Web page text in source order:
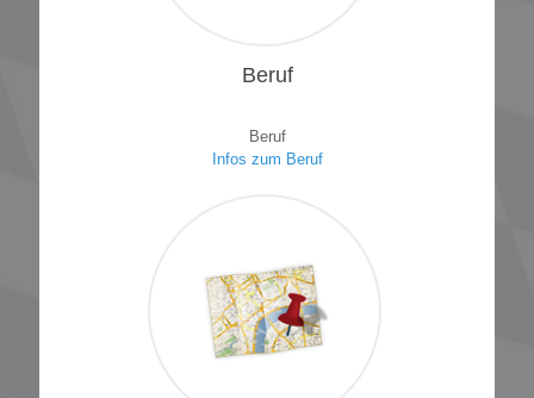
Beruf
Beruf
Infos zum Beruf